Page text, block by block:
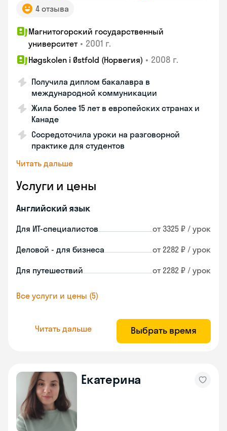
4 отзыва
Магнитогорский государственный
университет • 2001 г.
Høgskolen i Østfold (Норвегия) • 2008 г.
Получила диплом бакалавра в
международной коммуникации
Жила более 15 лет в европейских странах и
Канаде
Сосредоточила уроки на разговорной
практике для студентов
Читать дальше
Услуги и цены
Английский язык
Для ИТ-специалистов от 3325 ₽ / урок
Деловой - для бизнеса от 2282 ₽ / урок
Для путешествий от 2282 ₽ / урок
Все услуги и цены (5)
Читать дальше Выбрать время
Екатерина